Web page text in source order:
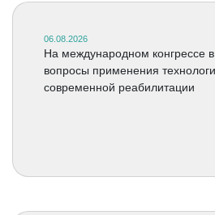
06.08.2026
На международном конгрессе
вопросы применения
современной реабилитации